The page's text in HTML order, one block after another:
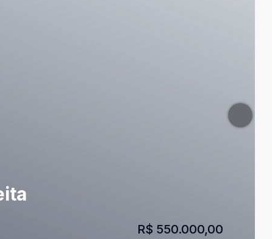
R$ 550.000,00